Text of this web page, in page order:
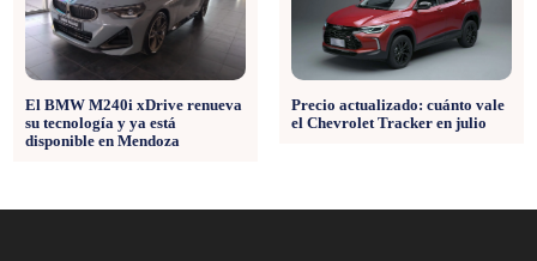
El BMW M240i xDrive renueva
su tecnología y ya está
disponible en Mendoza
Precio actualizado: cuánto vale
el Chevrolet Tracker en julio